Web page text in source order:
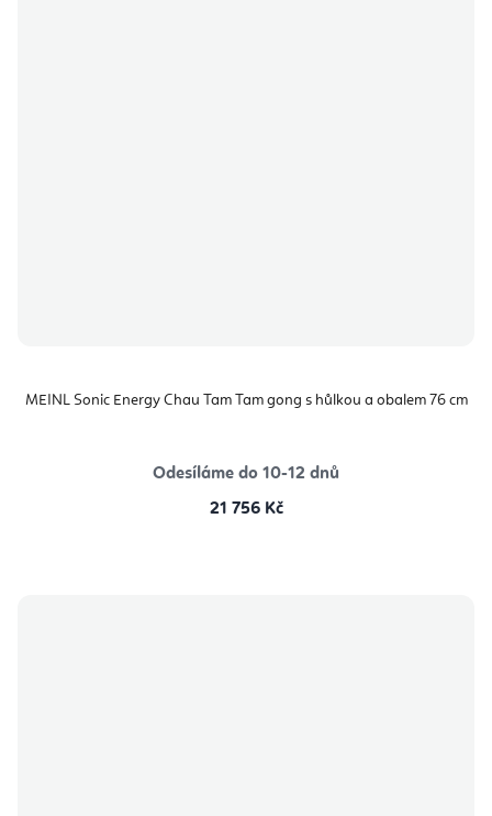
MEINL Sonic Energy Chau Tam Tam gong s hůlkou a obalem 76 cm
Odesíláme do 10-12 dnů
21 756 Kč